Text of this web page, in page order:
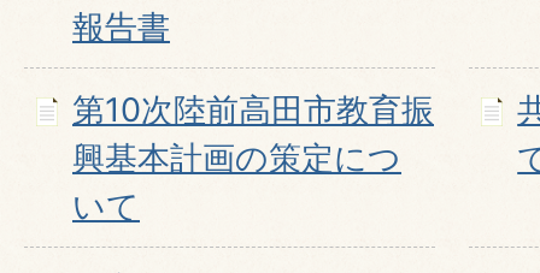
報告書
第10次陸前高田市教育振
興基本計画の策定につ
いて